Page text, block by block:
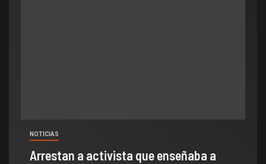
NOTICIAS
Arrestan a activista que enseñaba a